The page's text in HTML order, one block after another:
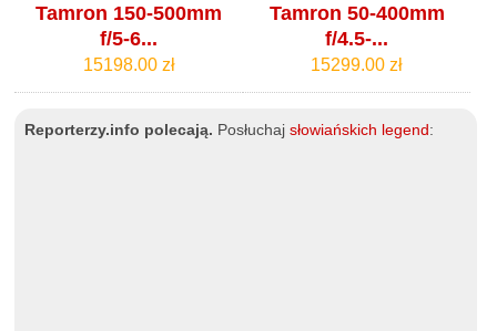
Tamron 150-500mm
f/5-6...
15198.00 zł
Tamron 50-400mm
f/4.5-...
15299.00 zł
Reporterzy.info polecają. Posłuchajsłowiańskich legend :